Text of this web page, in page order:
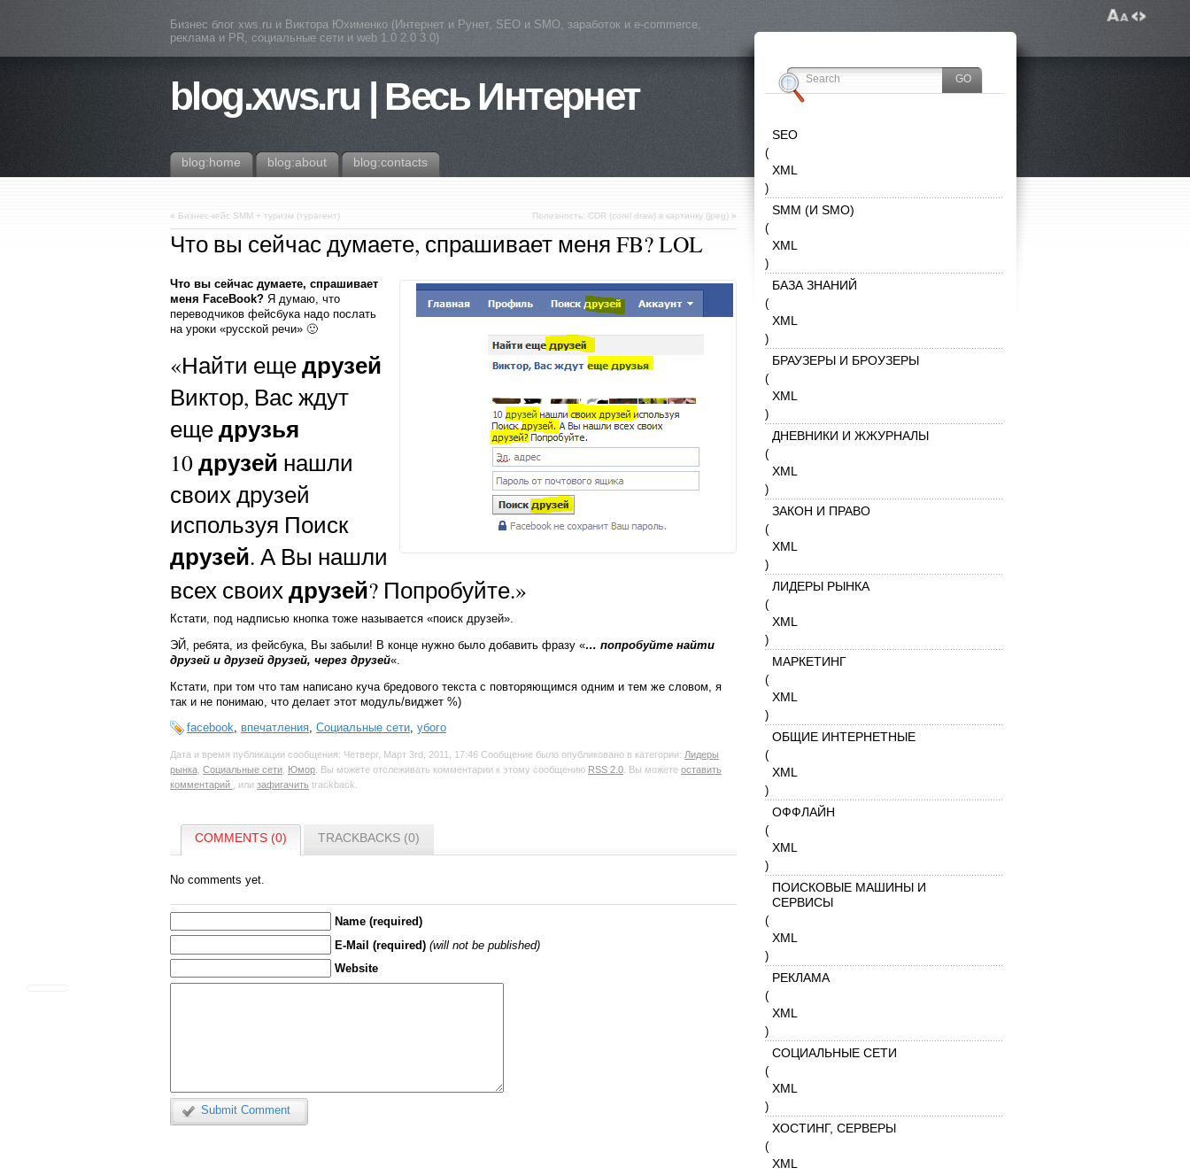
Бизнес блог xws.ru и Виктора Юхименко (Интернет и Рунет, SEO и SMO, заработок и e-commerce,
реклама и PR, социальные сети и web 1.0 2.0 3.0)
blog.xws.ru | Весь Интернет
blog:home blog:about blog:contacts
« Бизнес-кейс SMM + туризм (турагент) Полезность: CDR (corel draw) в картинку (jpeg) »
Что вы сейчас думаете, спрашивает меня FB? LOL
Что вы сейчас думаете, спрашивает
меня FaceBook? Я думаю, что
переводчиков фейсбука надо послать
на уроки «русской речи» 🙂
«Найти ещедрузей
Виктор, Вас ждут
ещедрузья
10друзей нашли
своих друзей
используя Поиск
друзей. А Вы нашли
всех своихдрузей? Попробуйте.»
Кстати, под надписью кнопка тоже называется «поиск друзей».
ЭЙ, ребята, из фейсбука, Вы забыли! В конце нужно было добавить фразу «… попробуйте найти
друзей и друзей друзей, через друзей«.
Кстати, при том что там написано куча бредового текста с повторяющимся одним и тем же словом, я
так и не понимаю, что делает этот модуль/виджет %)
facebook, впечатления, Социальные сети, убого
Дата и время публикации сообщения: Четверг, Март 3rd, 2011, 17:46 Сообщение было опубликовано в категории: Лидеры
рынка Социальные сети Юмор . Вы можете отслеживать комментарии к этому сообщению RSS 2.0 . Вы можете оставить
комментарий
, или зафигачить trackback.
COMMENTS (0) TRACKBACKS (0)
No comments yet.
Name (required)
E-Mail (required) (will not be published)
Website
Submit Comment
SEO
(
XML
)
SMM (И SMO)
(
XML
)
БАЗА ЗНАНИЙ
(
XML
)
БРАУЗЕРЫ И БРОУЗЕРЫ
(
XML
)
ДНЕВНИКИ И ЖЖУРНАЛЫ
(
XML
)
ЗАКОН И ПРАВО
(
XML
)
ЛИДЕРЫ РЫНКА
(
XML
)
МАРКЕТИНГ
(
XML
)
ОБЩИЕ ИНТЕРНЕТНЫЕ
(
XML
)
ОФФЛАЙН
(
XML
)
ПОИСКОВЫЕ МАШИНЫ И
СЕРВИСЫ
(
XML
)
РЕКЛАМА
(
XML
)
СОЦИАЛЬНЫЕ СЕТИ
(
XML
)
ХОСТИНГ, СЕРВЕРЫ
(
XML